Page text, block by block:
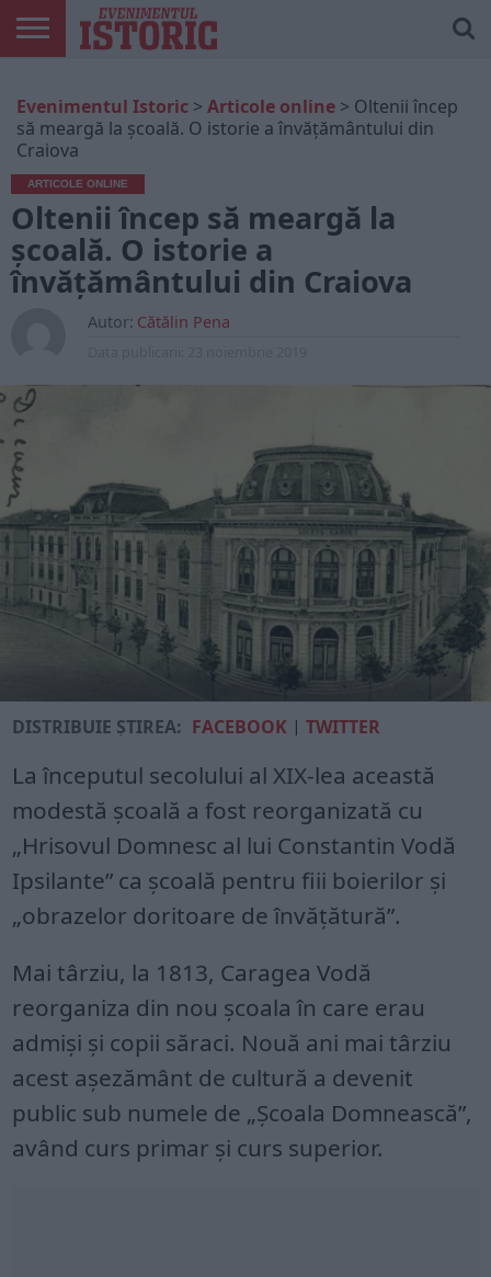
ONLINE
EDIȚII
TIPĂRITE
ISTORIC
PLAY
CONTUL
MEU
Evenimentul Istoric > Articole online > Oltenii încep
să meargă la școală. O istorie a învățământului din
Craiova
ARTICOLE ONLINE
Oltenii încep să meargă la
școală. O istorie a
învățământului din Craiova
Autor: Cătălin Pena
DISTRIBUIE ȘTIREA: FACEBOOK |TWITTER
La începutul secolului al XIX-lea această
modestă școală a fost reorganizată cu
„Hrisovul Domnesc al lui Constantin Vodă
Ipsilante” ca școală pentru fiii boierilor și
„obrazelor doritoare de învățătură”.
Mai târziu, la 1813, Caragea Vodă
reorganiza din nou școala în care erau
admiși și copii săraci. Nouă ani mai târziu
acest așezământ de cultură a devenit
public sub numele de „Școala Domnească”,
având curs primar și curs superior.